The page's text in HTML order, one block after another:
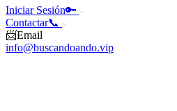
Iniciar Sesión🔑
Contactar📞
📨Email
info@buscandoando.vip